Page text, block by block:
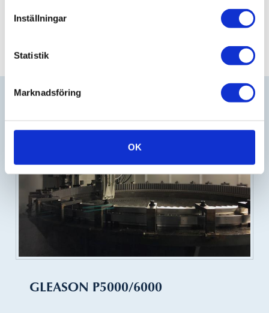
Inställningar
Statistik
Marknadsföring
OK
GLEASON P5000/6000